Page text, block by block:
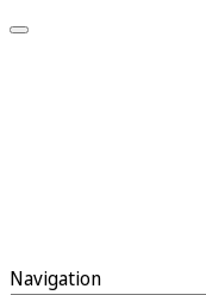
Navigation